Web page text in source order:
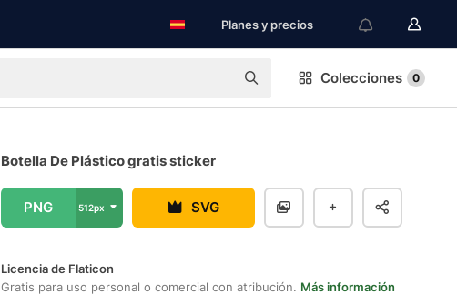
Planes y precios
Colecciones 0
Botella De Plástico gratis sticker
PNG 512px SVG
Licencia de Flaticon
Gratis para uso personal o comercial con atribución. Más información